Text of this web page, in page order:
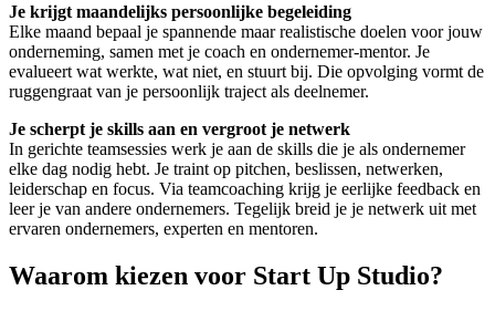
Je krijgt maandelijks persoonlijke begeleiding
Elke maand bepaal je spannende maar realistische doelen voor jouw
onderneming, samen met je coach en ondernemer-mentor. Je
evalueert wat werkte, wat niet, en stuurt bij. Die opvolging vormt de
ruggengraat van je persoonlijk traject als deelnemer.
Je scherpt je skills aan en vergroot je netwerk
In gerichte teamsessies werk je aan de skills die je als ondernemer
elke dag nodig hebt. Je traint op pitchen, beslissen, netwerken,
leiderschap en focus. Via teamcoaching krijg je eerlijke feedback en
leer je van andere ondernemers. Tegelijk breid je je netwerk uit met
ervaren ondernemers, experten en mentoren.
Waarom kiezen voor Start Up Studio?